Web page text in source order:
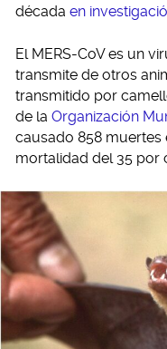
década en
El MERS-CoV es un
transmite de otros
transmitido por
de la Organización
causado 858 muertes
mortalidad del 35 por